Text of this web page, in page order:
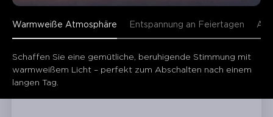
Warmweiße Atmosphäre Entspannung an Feiertagen
Schaffen Sie eine gemütliche, beruhigende Stimmung mit
warmweißem Licht – perfekt zum Abschalten nach einem
langen Tag.